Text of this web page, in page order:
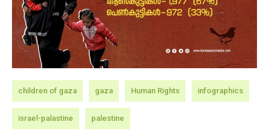
children of gaza gaza Human Rights infographics
israel-palastine palestine